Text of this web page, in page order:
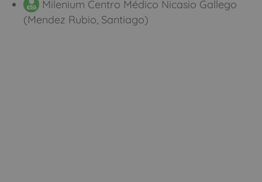
Milenium Centro Médico Nicasio Gallego
(Mendez Rubio, Santiago)